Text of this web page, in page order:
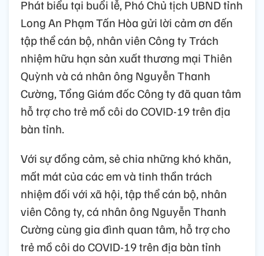
Phát biểu tại buổi lễ, Phó Chủ tịch UBND tỉnh
Long An Phạm Tấn Hòa gửi lời cảm ơn đến
tập thể cán bộ, nhân viên Công ty Trách
nhiệm hữu hạn sản xuất thương mại Thiên
Quỳnh và cá nhân ông Nguyễn Thanh
Cường, Tổng Giám đốc Công ty đã quan tâm
hỗ trợ cho trẻ mồ côi do COVID-19 trên địa
bàn tỉnh.
Với sự đồng cảm, sẻ chia những khó khăn,
mất mát của các em và tinh thần trách
nhiệm đối với xã hội, tập thể cán bộ, nhân
viên Công ty, cá nhân ông Nguyễn Thanh
Cường cùng gia đình quan tâm, hỗ trợ cho
trẻ mồ côi do COVID-19 trên địa bàn tỉnh